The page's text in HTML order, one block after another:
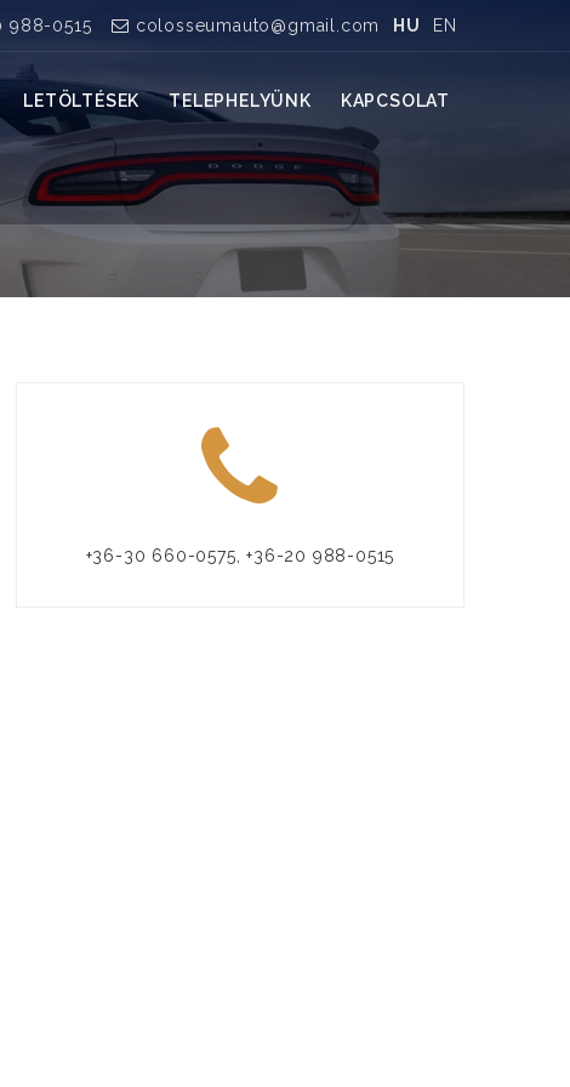
988-0515 colosseumauto@gmail.com HU EN
LETÖLTÉSEK TELEPHELYÜNK KAPCSOLAT
+36-30 660-0575, +36-20 988-0515